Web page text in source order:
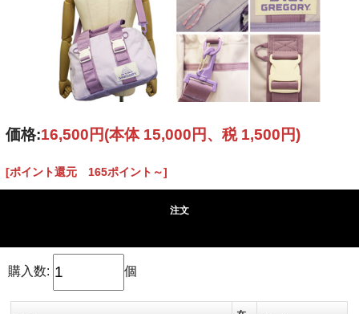
価格:16,500円(本体 15,000円、税 1,500円)
[ポイント還元 165ポイント～]
注文
購入数: 個